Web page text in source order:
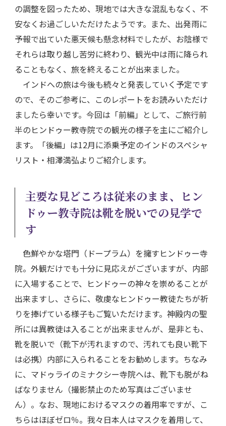
の調整を図ったため、現地では大きな混乱もなく、不
安なくお過ごしいただけたようです。また、出発雨に
予報で出ていた悪天候も懸念材料でしたが、お陰様で
それらは取り越し苦労に終わり、観光中は雨に降られ
ることもなく、旅を終えることが出来ました。
インドへの旅は今後も続々と発表していく予定です
ので、そのご参考に、このレポートをお読みいただけ
ましたら幸いです。今回は「前編」として、ご旅行前
半のヒンドゥー教寺院での観光の様子を主にご紹介し
ます。「後編」は12月に添乗予定のインドのスペシャ
リスト・相澤満弘よりご紹介します。
主要な見どころは従来のまま、ヒン
ドゥー教寺院は靴を脱いでの見学で
す
色鮮やかな塔門（ドープラム）を擁すヒンドゥー寺
院。外観だけでも十分に見応えがございますが、内部
に入場することで、ヒンドゥーの神々を崇めることが
出来ますし、さらに、敬虔なヒンドゥー教徒たちが祈
りを捧げている様子もご覧いただけます。神殿内の聖
所には異教徒は入ることが出来ませんが、是非とも、
靴を脱いで（靴下が汚れますので、汚れても良い靴下
は必携）内部に入られることをお勧めします。ちなみ
に、マドゥライのミナクシー寺院へは、靴下も脱がね
ばなりません（撮影禁止のため写真はございませ
ん）。なお、現地におけるマスクの着用率ですが、こ
ちらはほぼゼロ％。我々日本人はマスクを着用して、